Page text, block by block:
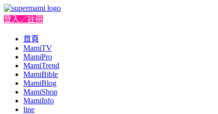
登入／註冊
首頁
MamiTV
MamiPro
MamiTrend
MamiBible
MamiBlog
MamiShop
MamiInfo
line